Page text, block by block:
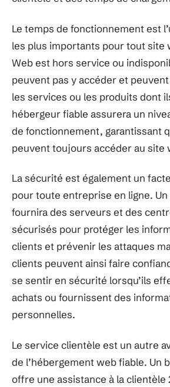
Le temps de fonctionnement est
les plus importants pour tout site
Web est hors service ou
peuvent pas y accéder et
les services ou les produits dont
hébergeur fiable assurera un
de fonctionnement, garantissant
peuvent toujours accéder au site
La sécurité est également un
pour toute entreprise en ligne.
fournira des serveurs et des
sécurisés pour protéger les
clients et prévenir les attaques
clients peuvent ainsi faire
se sentir en sécurité lorsqu’ils
achats ou fournissent des
personnelles.
Le service clientèle est un autre
de l’hébergement web fiable. Un
offre une assistance à la clientèle